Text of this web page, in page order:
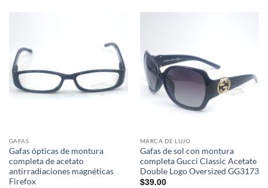
GAFAS
Gafas ópticas de montura
completa de acetato
antirradiaciones magnéticas
Firefox
MARCA DE LUJO
Gafas de sol con montura
completa Gucci Classic Acetate
Double Logo Oversized GG3173
$39.00